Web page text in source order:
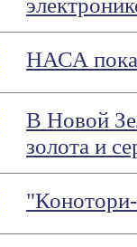
НАСА
В Новой
золота и